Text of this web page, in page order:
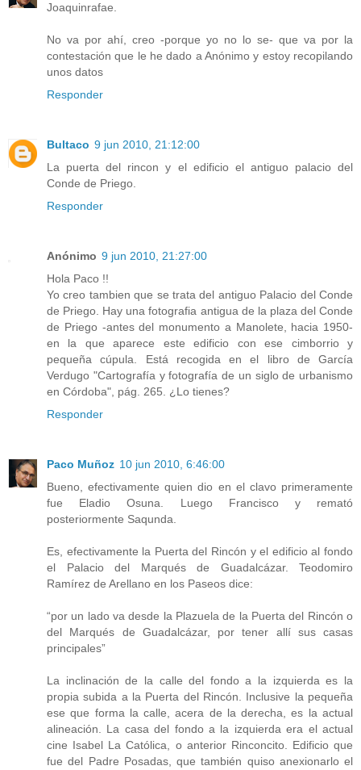
Joaquinrafae.
No va por ahí, creo -porque yo no lo se- que va por la
contestación que le he dado a Anónimo y estoy recopilando
unos datos
Responder
Bultaco 9 jun 2010, 21:12:00
La puerta del rincon y el edificio el antiguo palacio del
Conde de Priego.
Responder
Anónimo 9 jun 2010, 21:27:00
Hola Paco !!
Yo creo tambien que se trata del antiguo Palacio del Conde
de Priego. Hay una fotografia antigua de la plaza del Conde
de Priego -antes del monumento a Manolete, hacia 1950-
en la que aparece este edificio con ese cimborrio y
pequeña cúpula. Está recogida en el libro de García
Verdugo "Cartografía y fotografía de un siglo de urbanismo
en Córdoba", pág. 265. ¿Lo tienes?
Responder
Paco Muñoz 10 jun 2010, 6:46:00
Bueno, efectivamente quien dio en el clavo primeramente
fue Eladio Osuna. Luego Francisco y remató
posteriormente Saqunda.
Es, efectivamente la Puerta del Rincón y el edificio al fondo
el Palacio del Marqués de Guadalcázar. Teodomiro
Ramírez de Arellano en los Paseos dice:
“por un lado va desde la Plazuela de la Puerta del Rincón o
del Marqués de Guadalcázar, por tener allí sus casas
principales”
La inclinación de la calle del fondo a la izquierda es la
propia subida a la Puerta del Rincón. Inclusive la pequeña
ese que forma la calle, acera de la derecha, es la actual
alineación. La casa del fondo a la izquierda era el actual
cine Isabel La Católica, o anterior Rinconcito. Edificio que
fue del Padre Posadas, que también quiso anexionarlo el